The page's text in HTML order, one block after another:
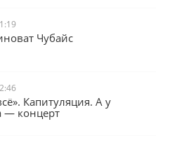
Чубайс
Капитуляция. А у
— концерт